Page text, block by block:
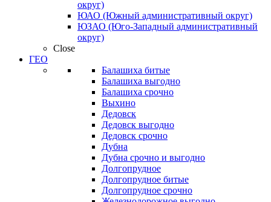
округ)
ЮАО (Южный административный округ)
ЮЗАО (Юго-Западный административный
округ)
Close
ГЕО
Балашиха битые
Балашиха выгодно
Балашиха срочно
Выхино
Дедовск
Дедовск выгодно
Дедовск срочно
Дубна
Дубна срочно и выгодно
Долгопрудное
Долгопрудное битые
Долгопрудное срочно